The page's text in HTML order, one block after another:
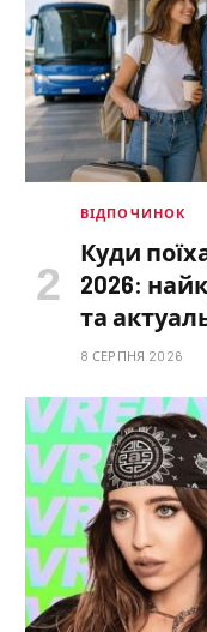
ВІДПОЧИНОК
Куди
2026:
та
8 СЕРПНЯ 2026